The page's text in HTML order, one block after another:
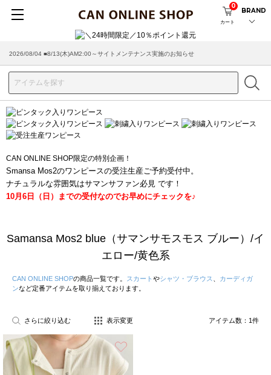
カート
0
BRAND
2026/08/04 ■8/13(木)AM2:00～サイトメンテナンス実施のお知らせ
CAN ONLINE SHOP限定の特別企画！
Smansa Mos2のワンピースの受注生産ご予約受付中。
ナチュラルな雰囲気はサマンサファン必見 です！
10月6日（日）までの受付なのでお早めにチェックを♪
Samansa Mos2 blue（サマンサモスモス ブルー）/イ
エロー/黄色系
CAN ONLINE SHOPの商品一覧です。 スカート やシャツ・ブラウス
カーディガ
ンなど定番アイテムを取り揃えております。
さらに絞り込む 表示変更 アイテム数： 1件